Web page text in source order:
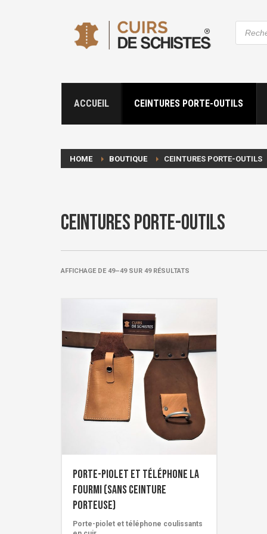
de
ACCUEIL CEINTURES PORTE-OUTILS
HOME BOUTIQUE CEINTURES PORTE-OUTILS
Ceintures porte-outils
AFFICHAGE DE 49–49 SUR 49 RÉSULTATS
Porte-piolet et téléphone LA
FOURMI (sans ceinture
porteuse)
Porte-piolet et téléphone coulissants